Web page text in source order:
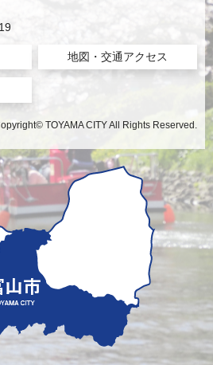
地図・交通アクセス
TOYAMA CITY All Rights Reserved.